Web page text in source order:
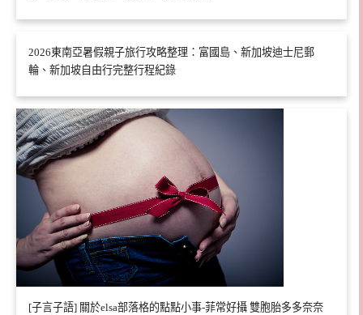
2026東南亞暑假親子旅行攻略整理：富國島、新加坡迪士尼郵
輪、新加坡自由行完整行程紀錄
[子言子語] 關於elsa部落格的點點小事-菲常好攝 雙胞胎多多奈奈